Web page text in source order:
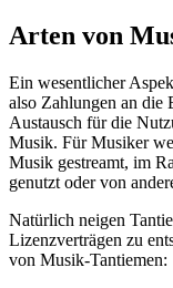
Arten von
Ein wesentlicher
also Zahlungen an die
Austausch für die
Musik. Für Musiker
Musik gestreamt, im
genutzt oder von
Natürlich neigen
Lizenzverträgen zu
von Musik-Tantiemen: